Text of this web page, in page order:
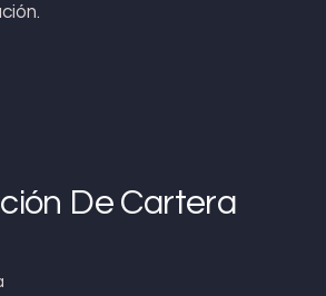
De Cartera